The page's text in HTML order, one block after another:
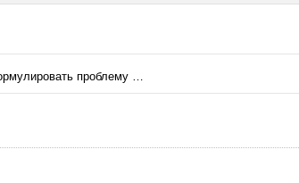
проблему …